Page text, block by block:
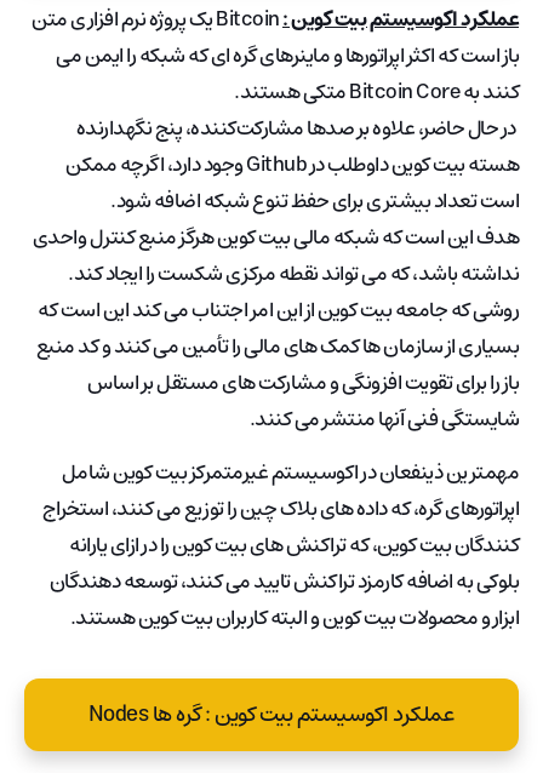
عملکرد اکوسیستم بیت کوین :
Bitcoin یک پروژه نرم افزاری متن
باز است که اکثر اپراتورها و ماینرهای گره ای که شبکه را ایمن می
کنند به Bitcoin Core متکی هستند.
در حال حاضر، علاوه بر صدها مشارکت‌کننده، پنج نگهدارنده
هسته بیت کوین داوطلب در Github وجود دارد، اگرچه ممکن
است تعداد بیشتری برای حفظ تنوع شبکه اضافه شود.
هدف این است که شبکه مالی بیت کوین هرگز منبع کنترل واحدی
نداشته باشد، که می تواند نقطه مرکزی شکست را ایجاد کند.
روشی که جامعه بیت کوین از این امر اجتناب می کند این است که
بسیاری از سازمان ها کمک های مالی را تأمین می کنند و کد منبع
باز را برای تقویت افزونگی و مشارکت های مستقل بر اساس
شایستگی فنی آنها منتشر می کنند.
مهمترین ذینفعان در اکوسیستم غیرمتمرکز بیت کوین شامل
اپراتورهای گره، که داده های بلاک چین را توزیع می کنند، استخراج
کنندگان بیت کوین، که تراکنش های بیت کوین را در ازای یارانه
بلوکی به اضافه کارمزد تراکنش تایید می کنند، توسعه دهندگان
ابزار و محصولات بیت کوین و البته کاربران بیت کوین هستند.
عملکرد اکوسیستم بیت کوین : گره ها Nodes